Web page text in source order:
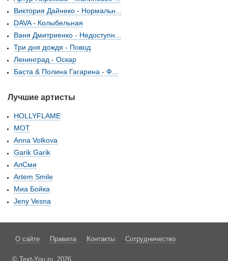
Виктория Дайнеко - Нормальн...
DAVA - Колыбельная
Ваня Дмитриенко - Недоступн...
Три дня дождя - Повод
Ленинград - Оскар
Баста & Полина Гагарина - Ф...
Лучшие артисты
HOLLYFLAME
МОТ
Anna Volkova
Garik Garik
АлСми
Artem Smile
Миа Бойка
Jeny Vesna
О сайте Правила Контакты Сотрудничество
© Text-You.ru, 2026